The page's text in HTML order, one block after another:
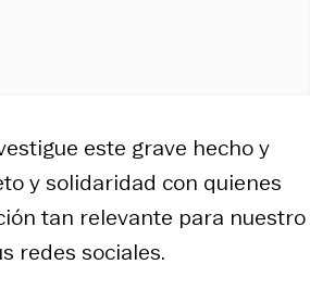
este grave hecho y
y solidaridad con quienes
tan relevante para nuestro
redes sociales.